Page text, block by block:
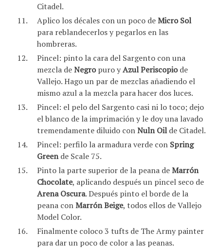
Citadel.
Aplico los décales con un poco deMicro Sol
para reblandecerlos y pegarlos en las
hombreras.
Pincel: pinto la cara del Sargento con una
mezcla deNegropuro yAzul Periscopiode
Vallejo. Hago un par de mezclas añadiendo el
mismo azul a la mezcla para hacer dos luces.
Pincel: el pelo del Sargento casi ni lo toco; dejo
el blanco de la imprimación y le doy una lavado
tremendamente diluido conNuln Oilde Citadel.
Pincel: perfilo la armadura verde con Spring
Greende Scale 75.
Pinto la parte superior de la peana deMarrón
Chocolate, aplicando después un pincel seco de
Arena Oscura. Después pinto el borde de la
peana conMarrón Beige, todos ellos de Vallejo
Model Color.
Finalmente coloco 3 tufts de The Army painter
para dar un poco de color a las peanas.